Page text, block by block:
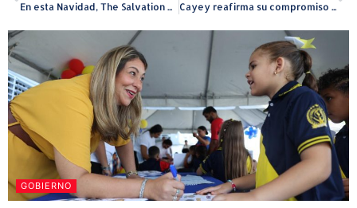
En esta Navidad, The Salvation Army hace un llamado a donar con alegría Cayey reafirma su compromiso con el bienestar animal, se realizan 190 esterilizaciones
GOBIERNO